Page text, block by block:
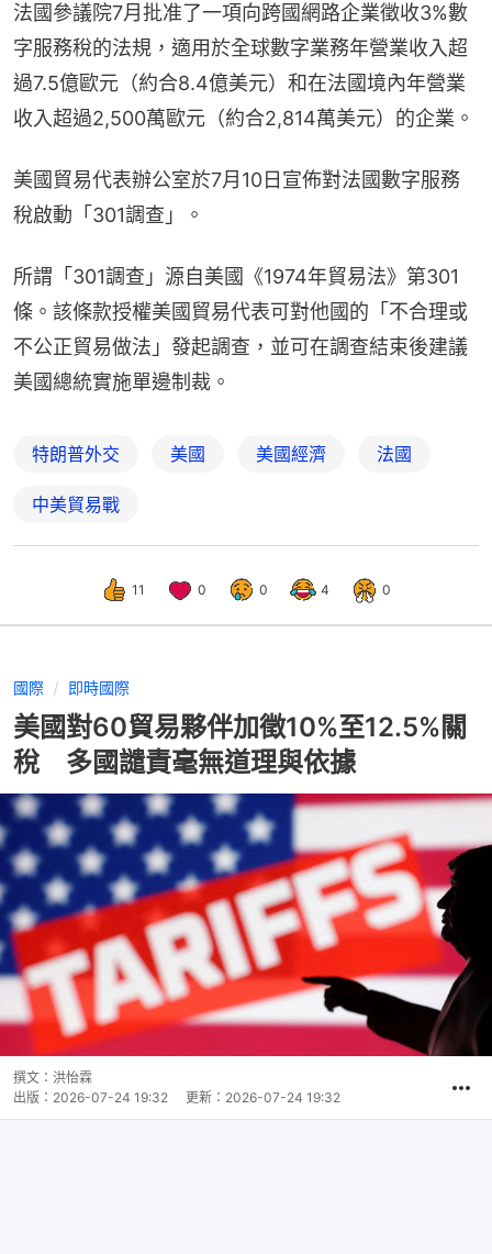
法國參議院7月批准了一項向跨國網路企業徵收3%數
字服務稅的法規，適用於全球數字業務年營業收入超
過7.5億歐元（約合8.4億美元）和在法國境內年營業
收入超過2,500萬歐元（約合2,814萬美元）的企業。
美國貿易代表辦公室於7月10日宣佈對法國數字服務
稅啟動「301調查」。
所謂「301調查」源自美國《1974年貿易法》第301
條。該條款授權美國貿易代表可對他國的「不合理或
不公正貿易做法」發起調查，並可在調查結束後建議
美國總統實施單邊制裁。
特朗普外交 美國 美國經濟 法國
中美貿易戰
11 0 0 4 0
國際 即時國際
美國對60貿易夥伴加徵10%至12.5%關
稅 多國譴責毫無道理與依據
撰文： 洪怡霖
出版： 2026-07-24 19:32 更新： 2026-07-24 19:32